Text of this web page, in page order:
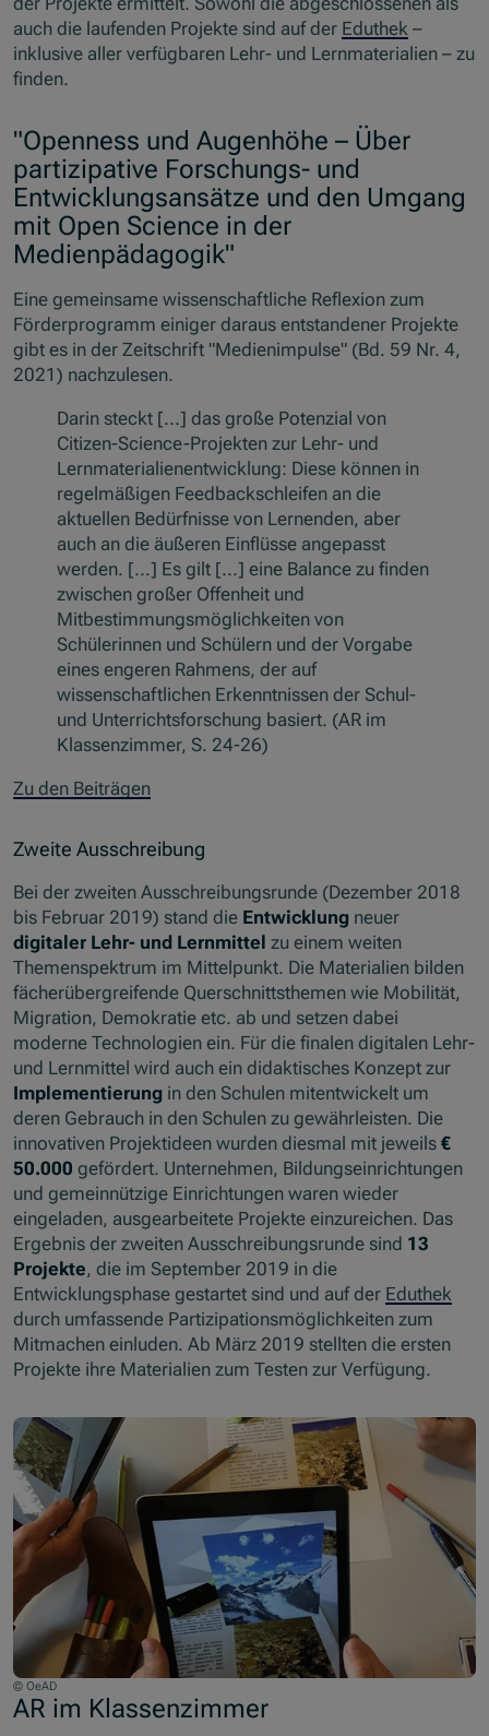
auch die laufenden Projekte sind auf der Eduthek –
inklusive aller verfügbaren Lehr- und Lernmaterialien – zu
finden.
"Openness und Augenhöhe – Über
partizipative Forschungs- und
Entwicklungsansätze und den Umgang
mit Open Science in der
Medienpädagogik"
Eine gemeinsame wissenschaftliche Reflexion zum
Förderprogramm einiger daraus entstandener Projekte
gibt es in der Zeitschrift "Medienimpulse" (Bd. 59 Nr. 4,
2021) nachzulesen.
Darin steckt [...] das große Potenzial von
Citizen-Science-Projekten zur Lehr- und
Lernmaterialienentwicklung: Diese können in
regelmäßigen Feedbackschleifen an die
aktuellen Bedürfnisse von Lernenden, aber
auch an die äußeren Einflüsse angepasst
werden. [...] Es gilt [...] eine Balance zu finden
zwischen großer Offenheit und
Mitbestimmungsmöglichkeiten von
Schülerinnen und Schülern und der Vorgabe
eines engeren Rahmens, der auf
wissenschaftlichen Erkenntnissen der Schul-
und Unterrichtsforschung basiert. (AR im
Klassenzimmer, S. 24-26)
Zu den Beiträgen
Zweite Ausschreibung
Bei der zweiten Ausschreibungsrunde (Dezember 2018
bis Februar 2019) stand die Entwicklung neuer
digitaler Lehr- und Lernmittel zu einem weiten
Themenspektrum im Mittelpunkt. Die Materialien bilden
fächerübergreifende Querschnittsthemen wie Mobilität,
Migration, Demokratie etc. ab und setzen dabei
moderne Technologien ein. Für die finalen digitalen Lehr-
und Lernmittel wird auch ein didaktisches Konzept zur
Implementierung in den Schulen mitentwickelt um
deren Gebrauch in den Schulen zu gewährleisten. Die
innovativen Projektideen wurden diesmal mit jeweils €
50.000 gefördert. Unternehmen, Bildungseinrichtungen
und gemeinnützige Einrichtungen waren wieder
eingeladen, ausgearbeitete Projekte einzureichen. Das
Ergebnis der zweiten Ausschreibungsrunde sind 13
Projekte, die im September 2019 in die
Entwicklungsphase gestartet sind und auf der Eduthek
durch umfassende Partizipationsmöglichkeiten zum
Mitmachen einluden. Ab März 2019 stellten die ersten
Projekte ihre Materialien zum Testen zur Verfügung.
© OeAD
AR im Klassenzimmer